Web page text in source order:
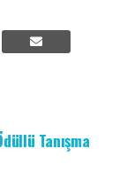
Tanışma